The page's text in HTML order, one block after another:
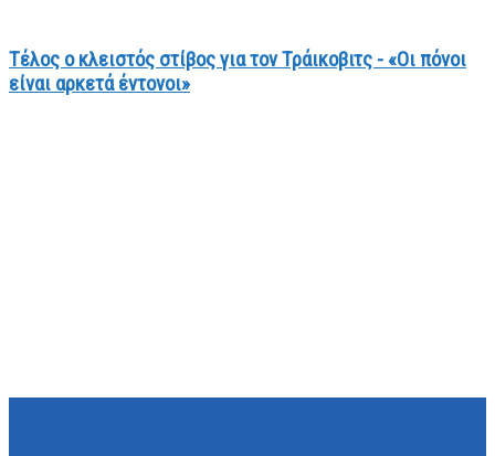
Τέλος ο κλειστός στίβος για τον Τράικοβιτς - «Οι πόνοι
είναι αρκετά έντονοι»